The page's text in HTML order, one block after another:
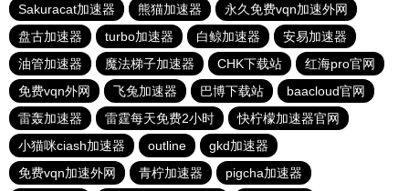
Sakuracat加速器
熊猫加速器
永久免费vqn加速外网
盘古加速器
turbo加速器 白鲸加速器
安易加速器
油管加速器
魔法梯子加速器 CHK下载站
红海pro官网
免费vqn外网
飞兔加速器 巴博下载站
baacloud官网
雷轰加速器
雷霆每天免费2小时
快柠檬加速器官网
小猫咪ciash加速器
outline
gkd加速器
免费vqn加速外网
青柠加速器 pigcha加速器